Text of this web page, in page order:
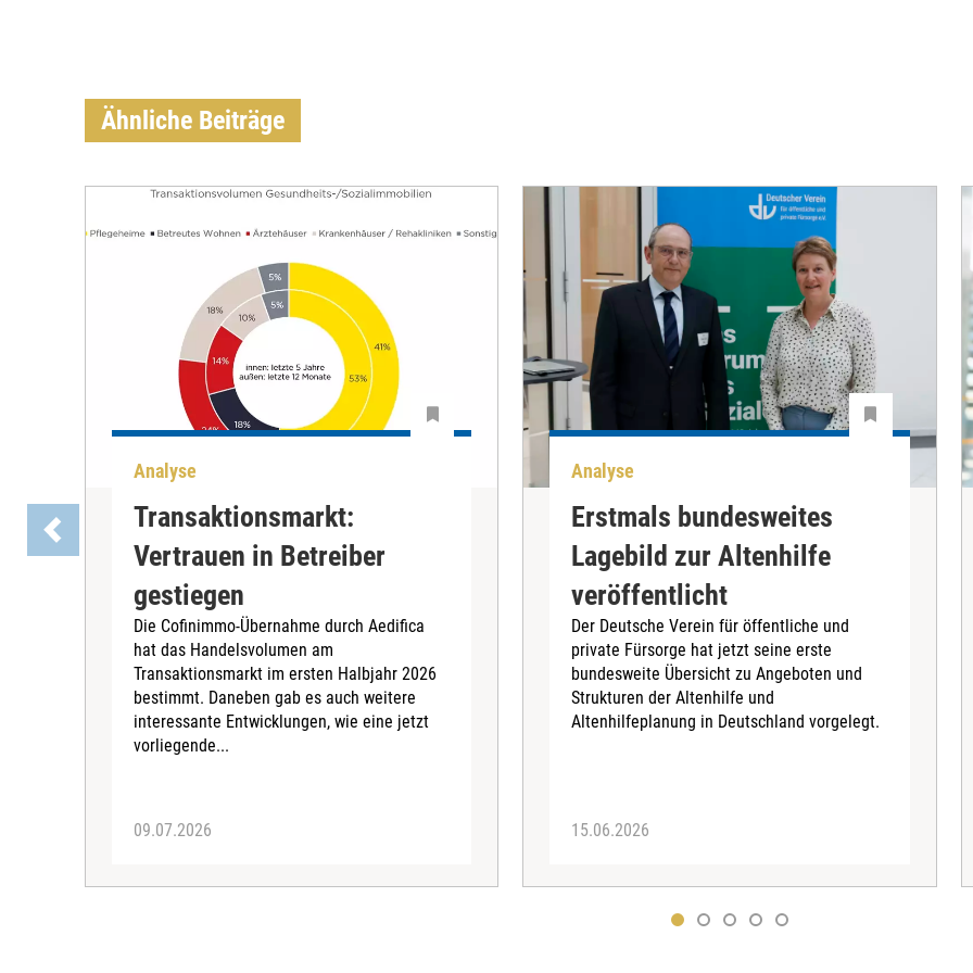
Ähnliche Beiträge
Analyse
Transaktionsmarkt:
Vertrauen in Betreiber
gestiegen
Die Cofinimmo-Übernahme durch Aedifica
hat das Handelsvolumen am
Transaktionsmarkt im ersten Halbjahr 2026
bestimmt. Daneben gab es auch weitere
interessante Entwicklungen, wie eine jetzt
vorliegende...
09.07.2026
Analyse
Erstmals bundesweites
Lagebild zur Altenhilfe
veröffentlicht
Der Deutsche Verein für öffentliche und
private Fürsorge hat jetzt seine erste
bundesweite Übersicht zu Angeboten und
Strukturen der Altenhilfe und
Altenhilfeplanung in Deutschland vorgelegt.
15.06.2026